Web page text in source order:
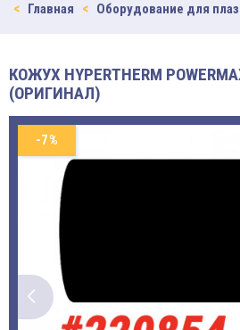
Главная Оборудование для
КОЖУХ HYPERTHERM
(ОРИГИНАЛ)
-7%